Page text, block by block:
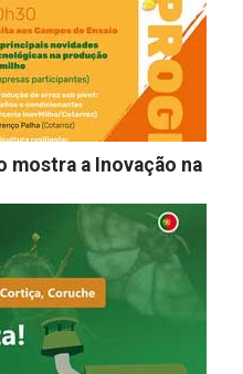
mostra a Inovação na